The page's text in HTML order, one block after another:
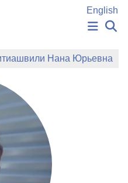
English
СЛОВА
Нана Юрьевна